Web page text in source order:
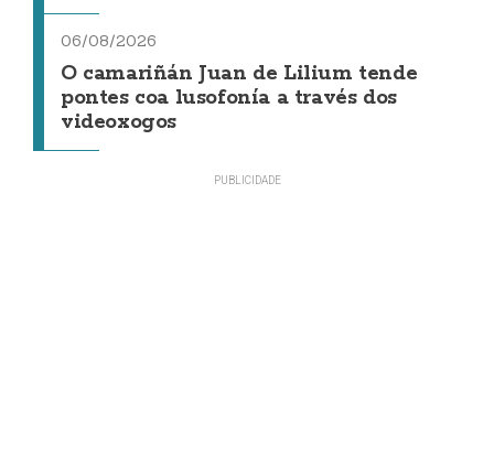
06/08/2026
O camariñán Juan de Lilium tende
pontes coa lusofonía a través dos
videoxogos